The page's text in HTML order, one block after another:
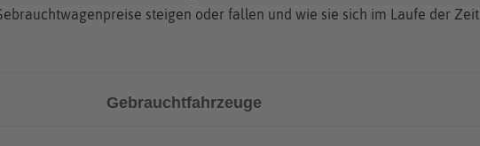
steigen oder fallen und wie sie sich im Laufe der Zeit
Gebrauchtfahrzeuge